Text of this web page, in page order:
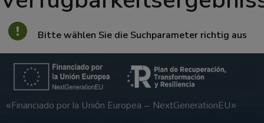
Bitte wählen Sie die Suchparameter richtig aus
«Financiado por la Unión Europea – NextGenerationEU»